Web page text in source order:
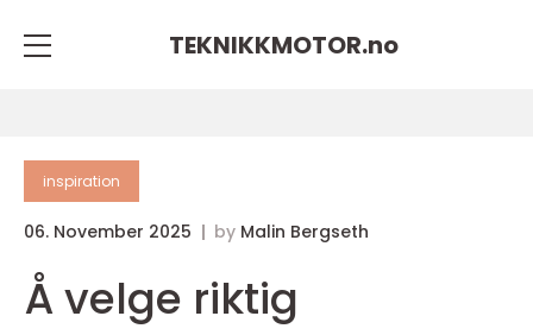
TEKNIKKMOTOR.no
inspiration
06. November 2025 by Malin Bergseth
Å velge riktig